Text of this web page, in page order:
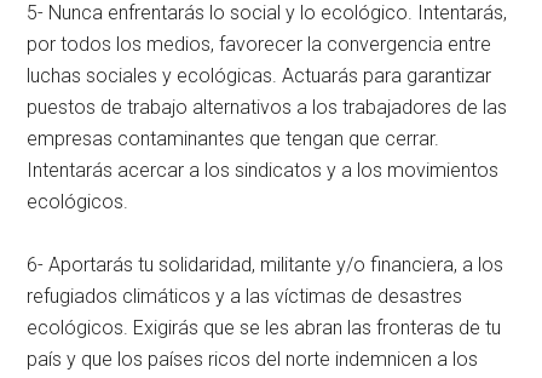
5- Nunca enfrentarás lo social y lo ecológico. Intentarás,
por todos los medios, favorecer la convergencia entre
luchas sociales y ecológicas. Actuarás para garantizar
puestos de trabajo alternativos a los trabajadores de las
empresas contaminantes que tengan que cerrar.
Intentarás acercar a los sindicatos y a los movimientos
ecológicos.
6- Aportarás tu solidaridad, militante y/o financiera, a los
refugiados climáticos y a las víctimas de desastres
ecológicos. Exigirás que se les abran las fronteras de tu
país y que los países ricos del norte indemnicen a los